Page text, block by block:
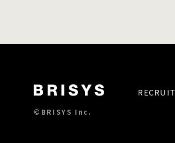
RECRUIT
©BRISYS Inc.